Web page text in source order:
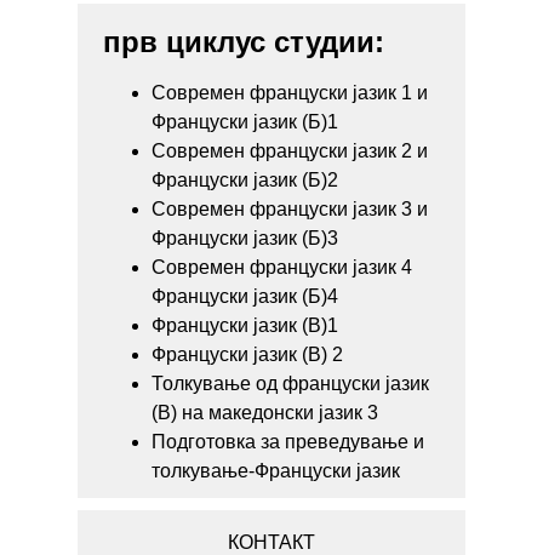
КОНТАКТ
прв циклус студии:
Современ француски јазик 1 и
Француски јазик (Б)1
Современ француски јазик 2 и
Француски јазик (Б)2
Современ француски јазик 3 и
Француски јазик (Б)3
Современ француски јазик 4
Француски јазик (Б)4
Француски јазик (В)1
Француски јазик (В) 2
Толкување од француски јазик
(В) на македонски јазик 3
Подготовка за преведување и
толкување-Француски јазик